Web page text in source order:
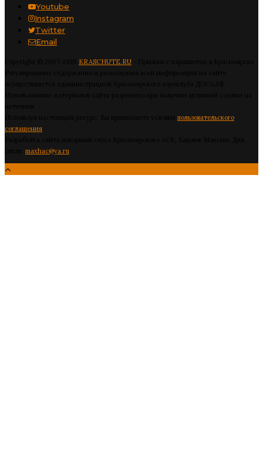
Youtube
Instagram
Twitter
Email
KRASCHUTE.RU
пользовательского
соглашения
maxhac@ya.ru